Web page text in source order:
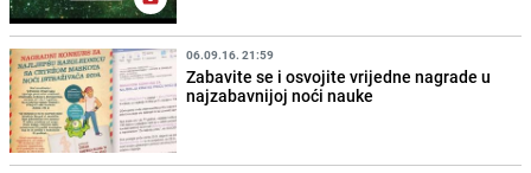
06.09.16. 21:59
Zabavite se i osvojite vrijedne nagrade u
najzabavnijoj noći nauke